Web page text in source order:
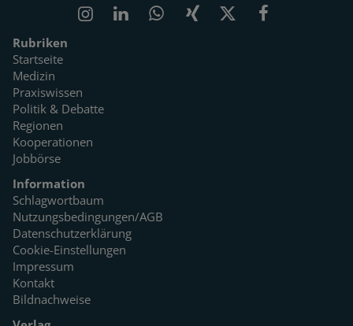
Rubriken
Startseite
Medizin
Praxiswissen
Politik & Debatte
Regionen
Kooperationen
Jobbörse
Information
Schlagwortbaum
Nutzungsbedingungen/AGB
Datenschutzerklärung
Cookie-Einstellungen
Impressum
Kontakt
Bildnachweise